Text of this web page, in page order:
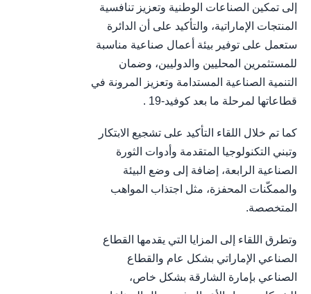
إلى تمكين الصناعات الوطنية وتعزيز تنافسية
المنتجات الإماراتية، والتأكيد على أن الدائرة
ستعمل على توفير بيئة أعمال صناعية مناسبة
للمستثمرين المحليين والدوليين، وضمان
التنمية الصناعية المستدامة وتعزيز المرونة في
قطاعاتها لمرحلة ما بعد كوفيد-19 .
كما تم خلال اللقاء التأكيد على تشجيع الابتكار
وتبني التكنولوجيا المتقدمة وأدوات الثورة
الصناعية الرابعة، إضافة إلى وضع البيئة
والممكّنات المحفزة، مثل اجتذاب المواهب
المتخصصة.
وتطرق اللقاء إلى المزايا التي يقدمها القطاع
الصناعي الإماراتي بشكل عام والقطاع
الصناعي بإمارة الشارقة بشكل خاص،